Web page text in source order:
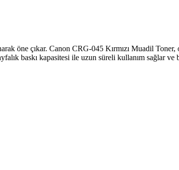
öne çıkar. Canon CRG-045 Kırmızı Muadil
baskı kapasitesi ile uzun süreli kullanım sağlar ve